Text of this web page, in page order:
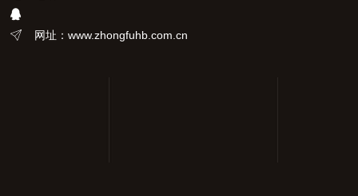
网址：www.zhongfuhb.com.cn